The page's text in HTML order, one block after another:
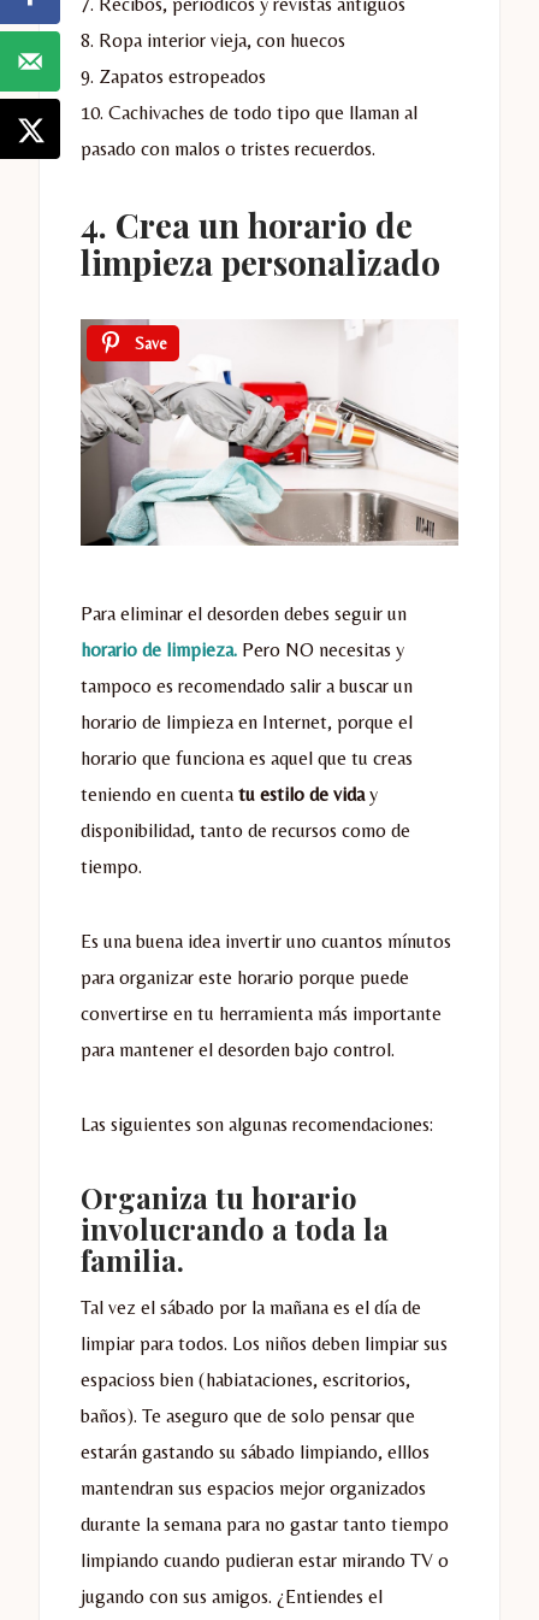
8. Ropa interior vieja, con huecos
9. Zapatos estropeados
10. Cachivaches de todo tipo que llaman al
pasado con malos o tristes recuerdos.
4. Crea un horario de
limpieza personalizado
Save
Para eliminar el desorden debes seguir un
horario de limpieza. Pero NO necesitas y
tampoco es recomendado salir a buscar un
horario de limpieza en Internet, porque el
horario que funciona es aquel que tu creas
teniendo en cuenta tu estilo de viday
disponibilidad, tanto de recursos como de
tiempo.
Es una buena idea invertir uno cuantos mínutos
para organizar este horario porque puede
convertirse en tu herramienta más importante
para mantener el desorden bajo control.
Las siguientes son algunas recomendaciones:
Organiza tu horario
involucrando a toda la
familia.
Tal vez el sábado por la mañana es el día de
limpiar para todos. Los niños deben limpiar sus
espacioss bien (habiataciones, escritorios,
baños). Te aseguro que de solo pensar que
estarán gastando su sábado limpiando, elllos
mantendran sus espacios mejor organizados
durante la semana para no gastar tanto tiempo
limpiando cuando pudieran estar mirando TV o
jugando con sus amigos. ¿Entiendes el